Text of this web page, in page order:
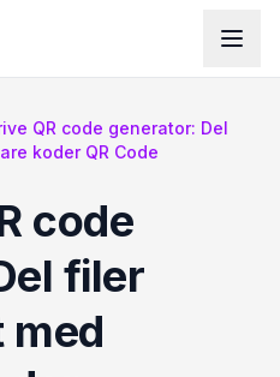
QR code generator: Del
koder QR Code
code
filer
med